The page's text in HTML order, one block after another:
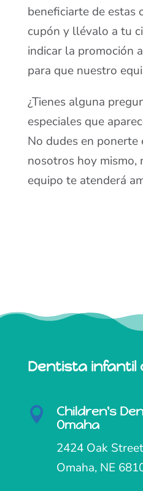
beneficiarte de estas
cupón y llévalo a tu
indicar la promoción
para que nuestro
¿Tienes alguna
especiales que
No dudes en ponerte
nosotros hoy mismo,
equipo te atenderá
Dentista infantil

Children's
Omaha
2424 Oak Street
Omaha, NE